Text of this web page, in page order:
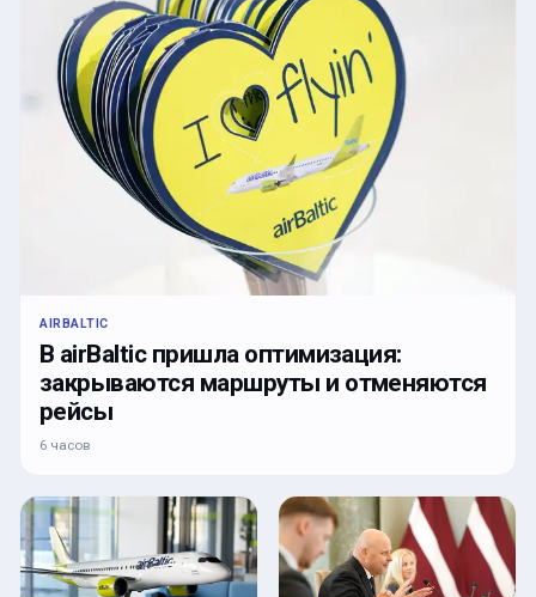
AIRBALTIC
В airBaltic пришла оптимизация:
закрываются маршруты и отменяются
рейсы
6 часов